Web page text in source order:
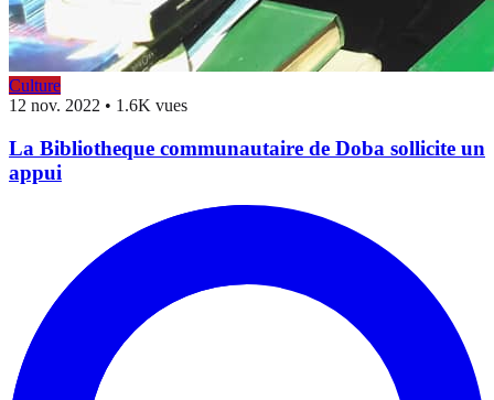
Culture
12 nov. 2022 • 1.6K vues
La Bibliotheque communautaire de Doba sollicite un
appui